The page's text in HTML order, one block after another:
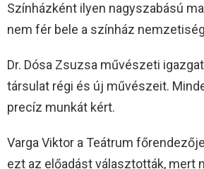
Színházként ilyen nagyszabású
nem fér bele a színház
Dr. Dósa Zsuzsa művészeti
társulat régi és új művészeit.
precíz munkát kért.
Varga Viktor a Teátrum
ezt az előadást választották, mert